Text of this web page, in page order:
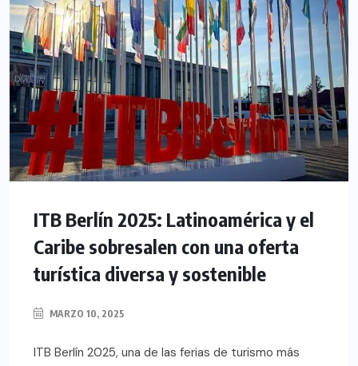
ITB Berlín 2025: Latinoamérica y el
Caribe sobresalen con una oferta
turística diversa y sostenible
MARZO 10, 2025
ITB Berlín 2025, una de las ferias de turismo más